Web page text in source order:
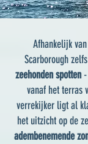
Afhankelijk
Scarborough zelfs
zeehonden spotten
vanaf het terras
verrekijker ligt al
het uitzicht op de
adembenemende